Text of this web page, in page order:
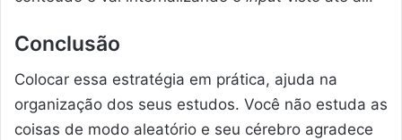
Conclusão
Colocar essa estratégia em prática, ajuda na
organização dos seus estudos. Você não estuda as
coisas de modo aleatório e seu cérebro agradece